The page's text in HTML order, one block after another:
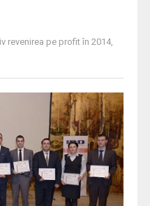
revenirea pe profit în 2014,